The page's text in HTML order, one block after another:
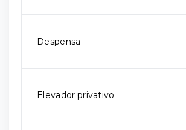
Despensa
Elevador privativo